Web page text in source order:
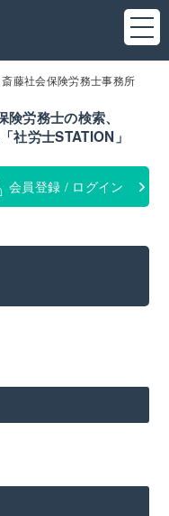
斎藤社会保険労務士事務所
労務士の検索、
社労士STATION」
会員登録 / ログイン